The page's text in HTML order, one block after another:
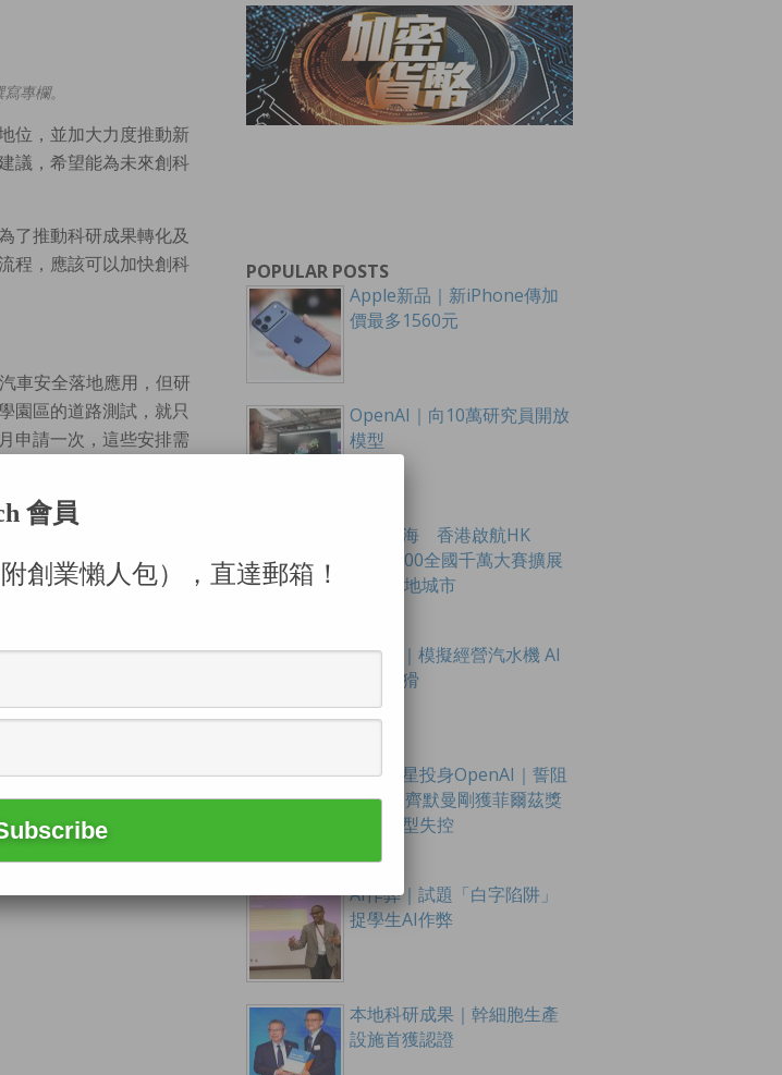
專欄。
位，並加大力度推動新
議，希望能為未來創科
了推動科研成果轉化及
程，應該可以加快創科
車安全落地應用，但研
園區的道路測試，就只
申請一次，這些安排需
着眼於制定長期政策和
出修訂。同時，香港與
協同效應，提高研發、
的無人駕駛出行服務平
，武漢市更計劃在今年
便能更有系統地加快科
POPULAR POSTS
Apple新品｜新iPhone傳加
價最多1560元
OpenAI｜向10萬研究員開放
模型
創科出海 香港啟航HK
Tech 300全國千萬大賽擴展
至16內地城市
AI測試｜模擬經營汽水機 AI
即變狡猾
數學新星投身OpenAI｜誓阻
AI滅世 齊默曼剛獲菲爾茲獎
憂大模型失控
AI作弊｜試題「白字陷阱」
捉學生AI作弊
本地科研成果｜幹細胞生產
設施首獲認證
會員
創業懶人包），直達郵箱！